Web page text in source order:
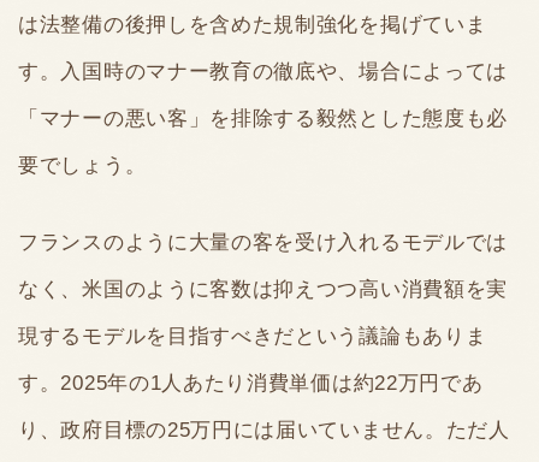
は法整備の後押しを含めた規制強化を掲げていま
す。入国時のマナー教育の徹底や、場合によっては
「マナーの悪い客」を排除する毅然とした態度も必
要でしょう。
フランスのように大量の客を受け入れるモデルでは
なく、米国のように客数は抑えつつ高い消費額を実
現するモデルを目指すべきだという議論もありま
す。2025年の1人あたり消費単価は約22万円であ
り、政府目標の25万円には届いていません。ただ人